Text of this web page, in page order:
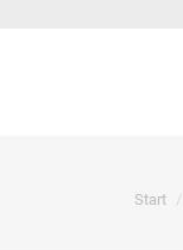
Start